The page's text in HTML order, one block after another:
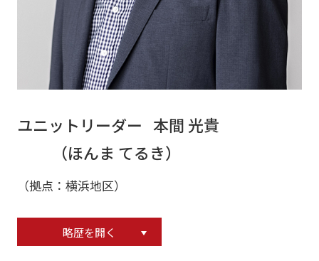
ユニットリーダー 本間 光貴
（ほんま てるき）
（拠点：横浜地区）
略歴を開く